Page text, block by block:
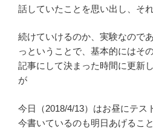
話していたことを思い出し、そ
続けていけるのか、実験なので
っということで、基本的にはそ
記事にして決まった時間に更新
が
今日（2018/4/13）はお昼にテス
今書いているのも明日あげるこ